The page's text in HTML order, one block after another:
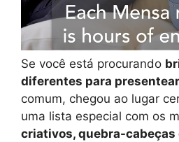
Se você está procurando
diferentes para presentear
comum, chegou ao lugar
uma lista especial com os
criativos, quebra-cabeças